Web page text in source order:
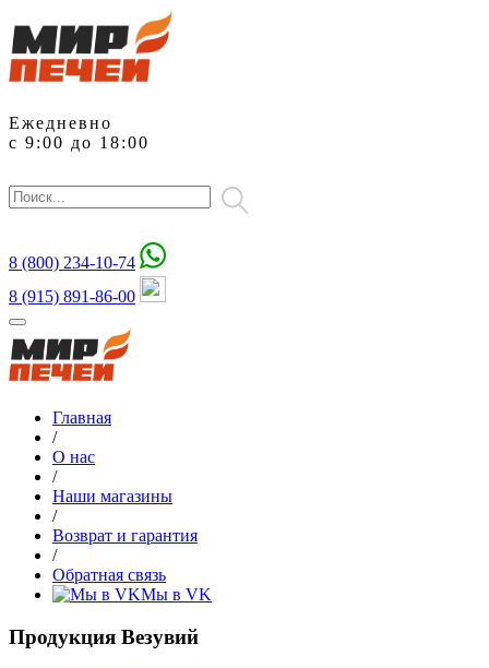
Ежедневно
с 9:00 до 18:00
8 (800) 234-10-74
8 (915) 891-86-00
Главная
/
О нас
/
Наши магазины
/
Возврат и гарантия
/
Обратная связь
Мы в VK
Продукция Везувий